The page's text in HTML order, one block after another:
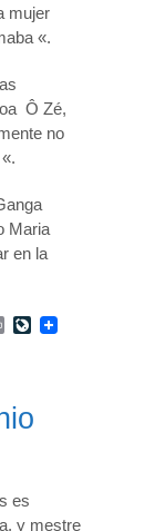
mujer
«.
Ô Zé,
no
Maria
en la
PrintLiveJournal
es
y mestre